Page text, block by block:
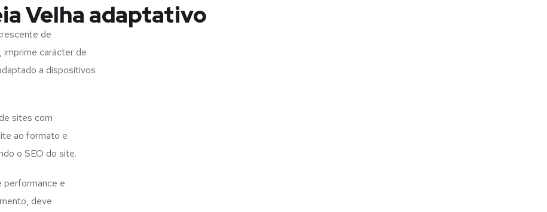
Velha adaptativo
de
carácter de
a dispositivos
sites com
ao formato e
o SEO do site.
performance e
deve